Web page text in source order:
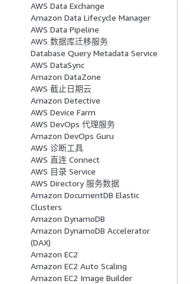
AWS Data Exchange
Amazon Data Lifecycle Manager
AWS Data Pipeline
AWS 数据库迁移服务
Database Query Metadata Service
AWS DataSync
Amazon DataZone
AWS 截止日期云
Amazon Detective
AWS Device Farm
AWS DevOps 代理服务
Amazon DevOps Guru
AWS 诊断工具
AWS 直连 Connect
AWS 目录 Service
AWS Directory 服务数据
Amazon DocumentDB Elastic
Clusters
Amazon DynamoDB
Amazon DynamoDB Accelerator
(DAX)
Amazon EC2
Amazon EC2 Auto Scaling
Amazon EC2 Image Builder